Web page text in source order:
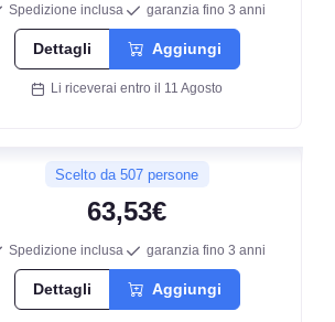
D
71db
Spedizione inclusa garanzia fino 3 anni
Dettagli Aggiungi
Li riceverai entro il 11 Agosto
Scelto da 507 persone
63,53€
Spedizione inclusa garanzia fino 3 anni
Dettagli Aggiungi